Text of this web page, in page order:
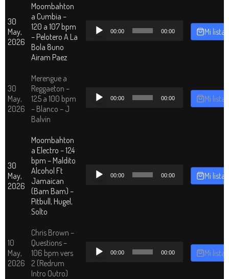
30
May,
2026
Moombahton
a Cumbia –
120 a 107 bpm
– Pelotero A La
Bola 8uno
Airam Paez
Reproductor
00:00 00:00 Mi lista
30
May,
2026
Merengue a
Reggaeton –
125 a 100 bpm
– Blanco – J
Balvin
Reproductor
00:00 00:00 Mi lista
30
May,
2026
Moombahton
a Electro – 124
bpm – Maldito
Alcohol Ft
Jamaican
(Bam Bam) –
Pitbull, Hugel,
Solto
Reproductor
00:00 00:00 Mi lista
10
May,
2026
Chris Brown –
Questions –
106 bpm vers
2 (Redrum
Intro Outro)
Reproductor
00:00 00:00 Mi lista